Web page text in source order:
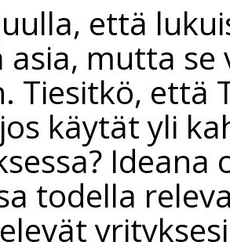
että
asia, mutta
Tiesitkö, että
käytät yli
Ideana
todella